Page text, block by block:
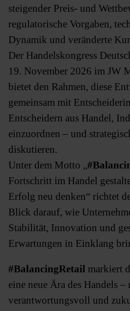
steigender Preis- und
regulatorische Vorgaben,
Dynamik und veränderte
Der Handelskongress
19. November 2026 im JW
bietet den Rahmen, diese
gemeinsam mit
Entscheidern aus Handel,
einzuordnen – und
diskutieren.
Unter dem Motto „
Fortschritt im Handel
Erfolg neu denken“ richtet
Blick darauf, wie
Stabilität, Innovation und
Erwartungen in Einklang
#BalancingRetail markiert
eine neue Ära des Handels –
verantwortungsvoll und